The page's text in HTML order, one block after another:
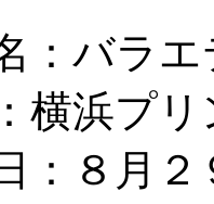
：バラエ
横浜プリ
：８月２